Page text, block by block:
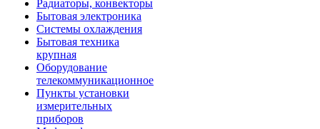
Радиаторы, конвекторы
Бытовая электроника
Системы охлаждения
Бытовая техника
крупная
Оборудование
телекоммуникационное
Пункты установки
измерительных
приборов